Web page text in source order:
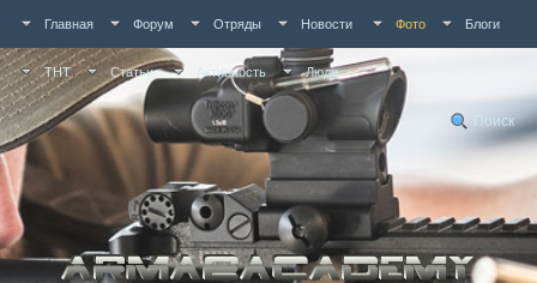
Главная Форум Отряды Новости Фото Блоги
ТНТ Статьи Активность Люди
Поиск